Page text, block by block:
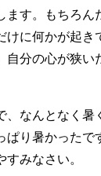
ます。もちろん
に何かが起き
分の心が狭い
なんとなく暑
り暑かったで
みなさい。